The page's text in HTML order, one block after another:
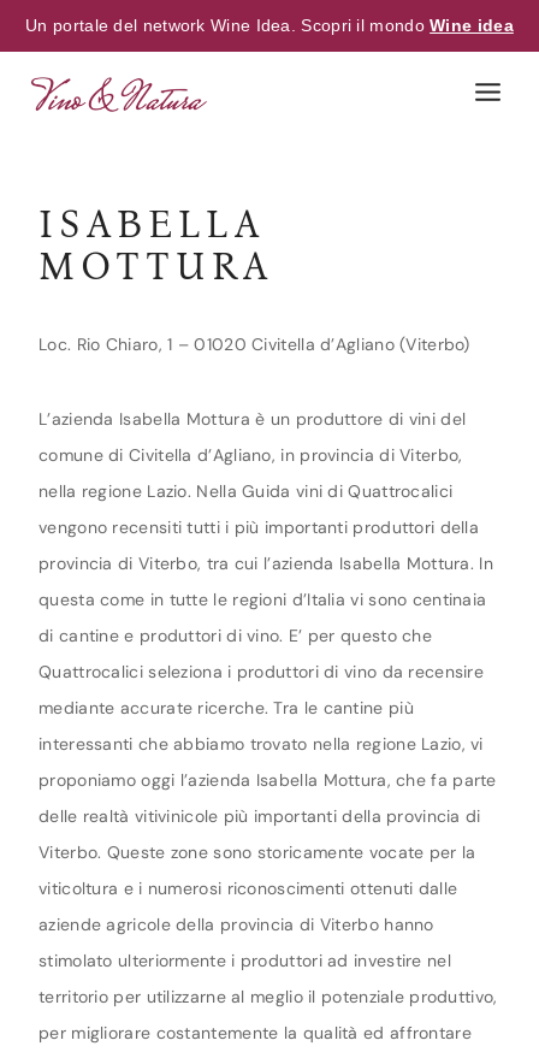
Un portale del network Wine Idea. Scopri il mondoWine idea
ISABELLA
MOTTURA
Loc. Rio Chiaro, 1 – 01020 Civitella d’Agliano (Viterbo)
L’azienda Isabella Mottura è un produttore di vini del
comune di Civitella d’Agliano, in provincia di Viterbo,
nella regione Lazio. Nella Guida vini di Quattrocalici
vengono recensiti tutti i più importanti produttori della
provincia di Viterbo, tra cui l’azienda Isabella Mottura. In
questa come in tutte le regioni d’Italia vi sono centinaia
di cantine e produttori di vino. E’ per questo che
Quattrocalici seleziona i produttori di vino da recensire
mediante accurate ricerche. Tra le cantine più
interessanti che abbiamo trovato nella regione Lazio, vi
proponiamo oggi l’azienda Isabella Mottura, che fa parte
delle realtà vitivinicole più importanti della provincia di
Viterbo. Queste zone sono storicamente vocate per la
viticoltura e i numerosi riconoscimenti ottenuti dalle
aziende agricole della provincia di Viterbo hanno
stimolato ulteriormente i produttori ad investire nel
territorio per utilizzarne al meglio il potenziale produttivo,
per migliorare costantemente la qualità ed affrontare